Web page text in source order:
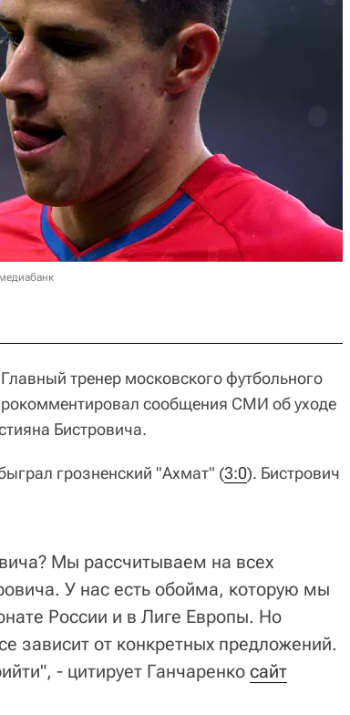
Главный тренер московского футбольного
сообщения СМИ об уходе
Бистровича.
грозненский "Ахмат" (3:0). Бистрович
Мы рассчитываем на всех
У нас есть обойма, которую мы
России и в Лиге Европы. Но
зависит от конкретных предложений.
- цитирует Ганчаренко сайт